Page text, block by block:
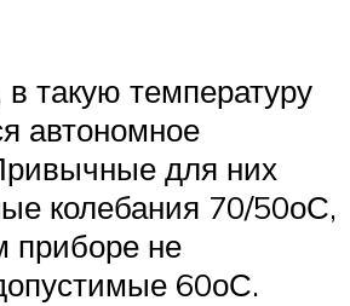
в такую температуру
автономное
для них
колебания 70/50оС,
приборе не
60оС.